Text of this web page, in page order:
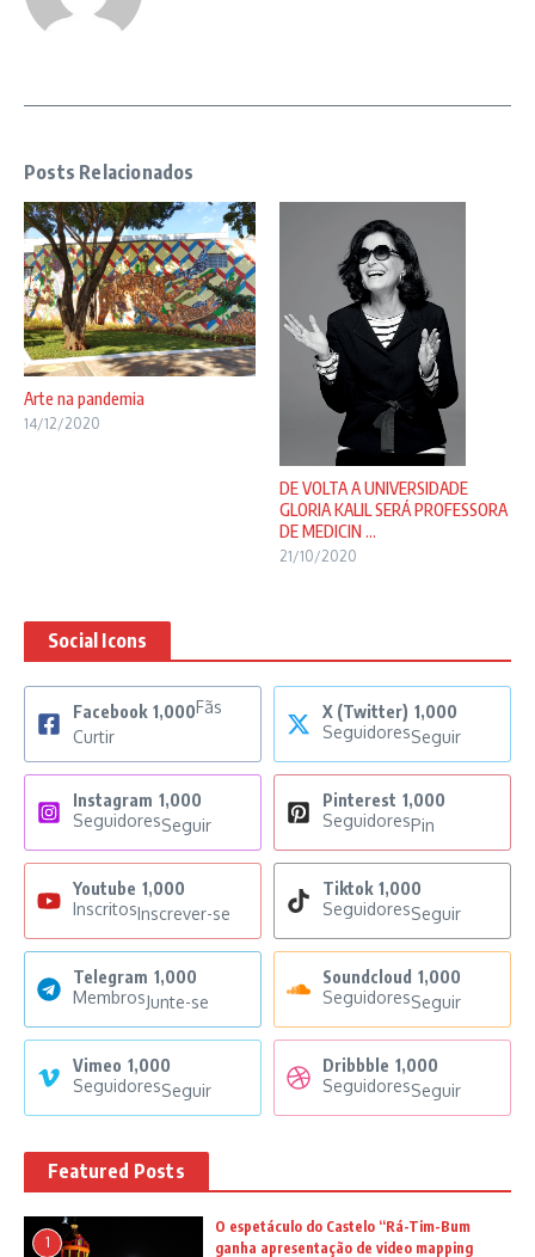
Posts Relacionados
Arte na pandemia
14/12/2020
DE VOLTA A UNIVERSIDADE
GLORIA KALIL SERÁ PROFESSORA
DE MEDICIN ...
21/10/2020
Social Icons
Facebook 1,000Fãs
Curtir
X (Twitter) 1,000
SeguidoresSeguir
Instagram 1,000
SeguidoresSeguir
Pinterest 1,000
SeguidoresPin
Youtube 1,000
InscritosInscrever-se
Tiktok 1,000
SeguidoresSeguir
Telegram 1,000
MembrosJunte-se
Soundcloud 1,000
SeguidoresSeguir
Vimeo 1,000
SeguidoresSeguir
Dribbble 1,000
SeguidoresSeguir
Featured Posts
1
O espetáculo do Castelo “Rá-Tim-Bum
ganha apresentação de video mapping